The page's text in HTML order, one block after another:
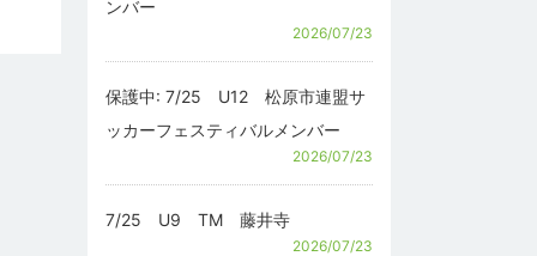
ンバー
2026/07/23
保護中: 7/25 U12 松原市連盟サ
ッカーフェスティバルメンバー
2026/07/23
7/25 U9 TM 藤井寺
2026/07/23